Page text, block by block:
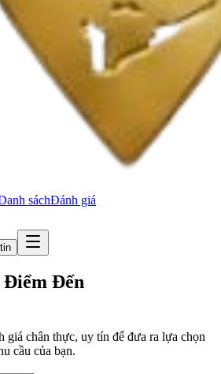
sáchĐánh giá
Đến
giá chân thực, uy tín để đưa ra lựa chọn
cầu của bạn.